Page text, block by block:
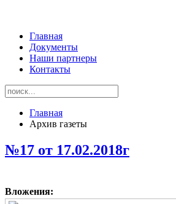
Главная
Документы
Наши партнеры
Контакты
Главная
Архив газеты
№17 от 17.02.2018г
Вложения: